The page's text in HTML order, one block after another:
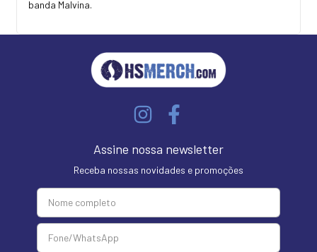
banda Malvina.
Assine nossa newsletter
Receba nossas novidades e promoções